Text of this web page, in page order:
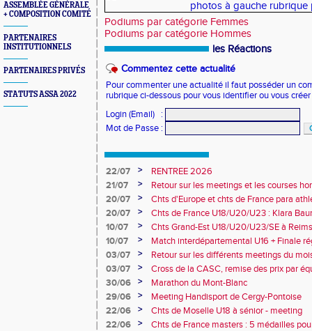
ASSEMBLÉE GÉNÉRALE
+ COMPOSITION COMITÉ
PARTENAIRES
INSTITUTIONNELS
PARTENAIRES PRIVÉS
STATUTS ASSA 2022
Podiums par catégorie Femmes
Podiums par catégorie Hommes
les Réactions
Commentez cette actualité
Pour commenter une actualité il faut posséder un
rubrique ci-dessous pour vous identifier ou vous
Login (Email)
:
Mot de Passe :
22/07 >
RENTREE 2026
21/07
>
Retour sur les meetings et les courses
20/07
>
Chts d'Europe et chts de France para
champion d'Europe et multiples
20/07 >
Chts de France U18/U20/U23 : Klara
10e
10/07 >
Chts Grand-Est U18/U20/U23/SE à
10/07
>
Match interdépartemental U16 + Finale
Obernai
03/07 >
Retour sur les différents meetings du
03/07
>
Cross de la CASC, remise des prix par
collèges
30/06 >
Marathon du Mont-Blanc
29/06
>
Meeting Handisport de Cergy-Pontoise
22/06
>
Chts de Moselle U18 à sénior - meeting
22/06
>
Chts de France masters : 5 médailles